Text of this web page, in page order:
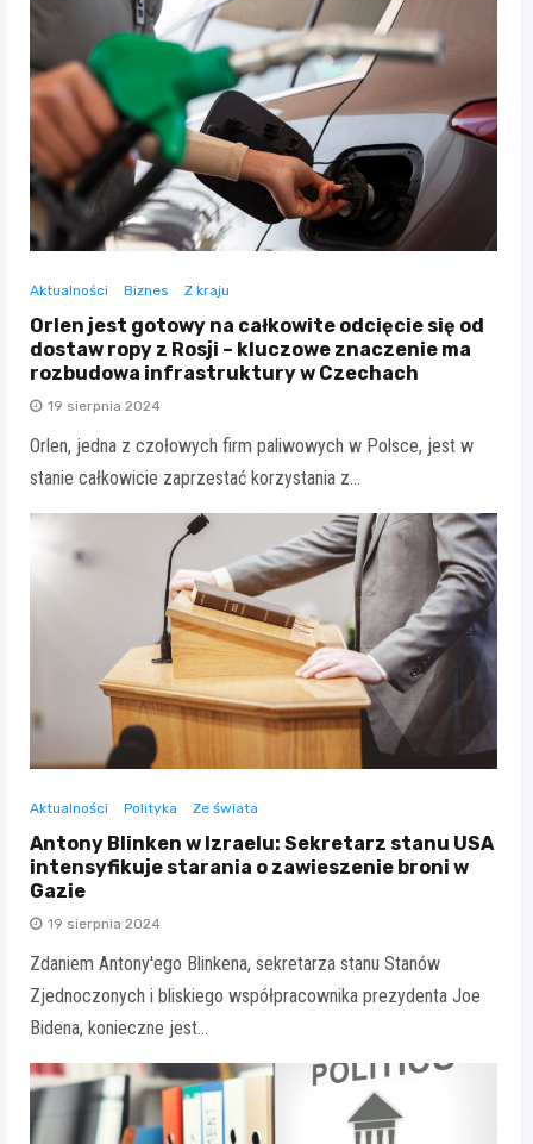
Aktualności Biznes Z kraju
Orlen jest gotowy na całkowite odcięcie się od
dostaw ropy z Rosji – kluczowe znaczenie ma
rozbudowa infrastruktury w Czechach
19 sierpnia 2024
Orlen, jedna z czołowych firm paliwowych w Polsce, jest w
stanie całkowicie zaprzestać korzystania z…
Aktualności Polityka Ze świata
Antony Blinken w Izraelu: Sekretarz stanu USA
intensyfikuje starania o zawieszenie broni w
Gazie
19 sierpnia 2024
Zdaniem Antony'ego Blinkena, sekretarza stanu Stanów
Zjednoczonych i bliskiego współpracownika prezydenta Joe
Bidena, konieczne jest…